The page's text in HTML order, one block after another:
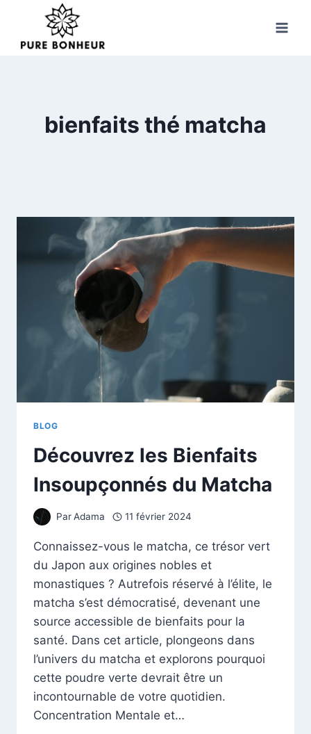
content
bienfaits thé matcha
BLOG
Découvrez les Bienfaits
Insoupçonnés du Matcha
ParAdama 11 février 2024
Connaissez-vous le matcha, ce trésor vert
du Japon aux origines nobles et
monastiques ? Autrefois réservé à l’élite, le
matcha s’est démocratisé, devenant une
source accessible de bienfaits pour la
santé. Dans cet article, plongeons dans
l’univers du matcha et explorons pourquoi
cette poudre verte devrait être un
incontournable de votre quotidien.
Concentration Mentale et…